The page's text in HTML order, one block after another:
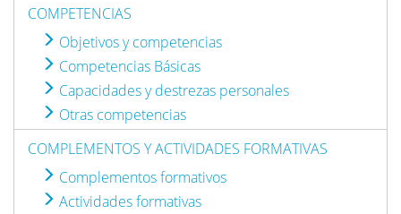
COMPETENCIAS
Objetivos y competencias
Competencias Básicas
Capacidades y destrezas personales
Otras competencias
COMPLEMENTOS Y ACTIVIDADES FORMATIVAS
Complementos formativos
Actividades formativas